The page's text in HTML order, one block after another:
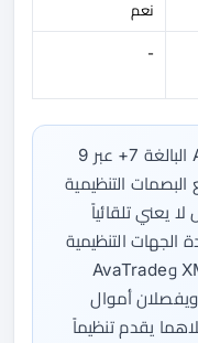
نعم
-
تراخيص AvaTrade البالغة 7+ عبر 9
التنظيمية
يعني تلقائياً
التنظيمية
والكيان الذي تتداول تحته. كل من XM وAvaTrade
أموال
يقدم تنظيماً